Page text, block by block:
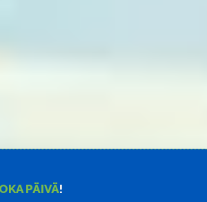
PÄIVÄ!